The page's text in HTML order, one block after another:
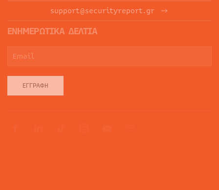
support@securityreport.gr
ΕΝΗΜΕΡΩΤΙΚΑ ΔΕΛΤΙΑ
ΕΓΓΡΑΦΉ